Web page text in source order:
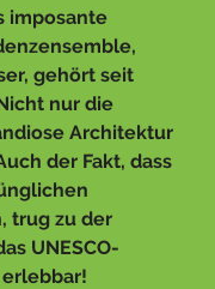
imposante
gehört seit
nur die
Architektur
der Fakt, dass
trug zu der
UNESCO-